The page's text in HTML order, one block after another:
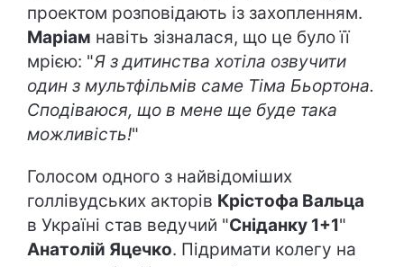
проектом розповідають із захопленням.
Маріам навіть зізналася, що це було її
мрією: "Я з дитинства хотіла озвучити
один з мультфільмів саме Тіма Бьортона.
Сподіваюся, що в мене ще буде така
можливість!"
Голосом одного з найвідоміших
голлівудських акторів Крістофа Вальца
в Україні став ведучий "Сніданку 1+1"
Анатолій Яцечко. Підримати колегу на